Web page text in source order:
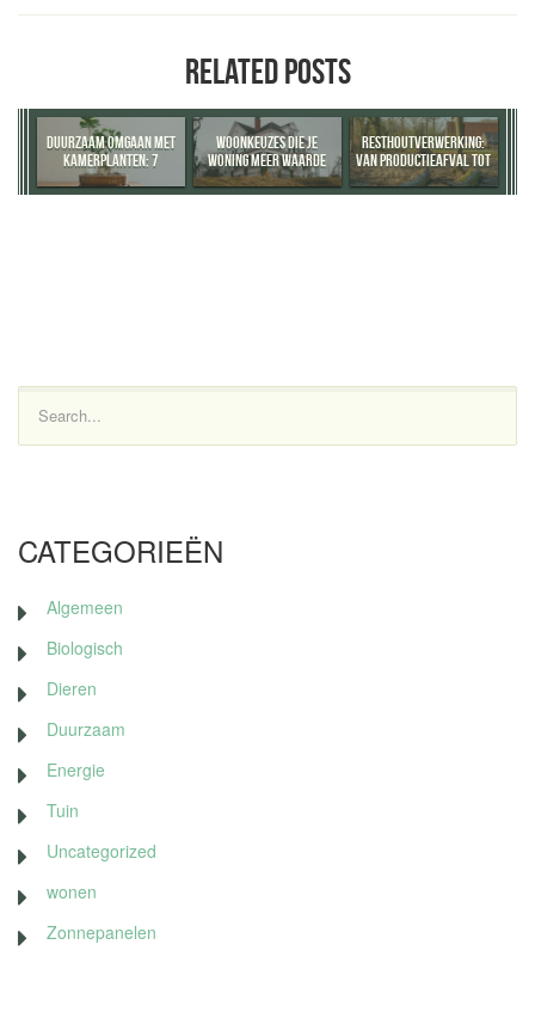
RELATED POSTS
DUURZAAM OMGAAN MET
KAMERPLANTEN: 7
PRAKTISCHE TIPS
WOONKEUZES DIE JE
WONING MEER WAARDE
GEVEN
RESTHOUTVERWERKING:
VAN PRODUCTIEAFVAL TOT
WAARDEVOLLE
GRONDSTOF
CATEGORIEËN
Algemeen
Biologisch
Dieren
Duurzaam
Energie
Tuin
Uncategorized
wonen
Zonnepanelen